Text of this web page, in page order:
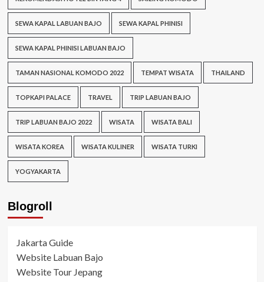
SEWA KAPAL LABUAN BAJO SEWA KAPAL PHINISI
SEWA KAPAL PHINISI LABUAN BAJO
TAMAN NASIONAL KOMODO 2022 TEMPAT WISATA THAILAND
TOPKAPI PALACE TRAVEL TRIP LABUAN BAJO
TRIP LABUAN BAJO 2022 WISATA WISATA BALI
WISATA KOREA WISATA KULINER WISATA TURKI
YOGYAKARTA
Blogroll
Jakarta Guide
Website Labuan Bajo
Website Tour Jepang